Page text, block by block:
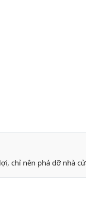
chỉ nên phá dỡ nhà